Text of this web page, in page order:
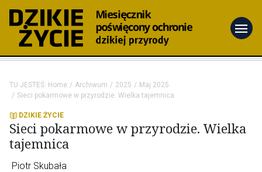
menu
TU JESTEŚ: Home Archiwum 2025
Maj 2025
Sieci pokarmowe w przyrodzie. Wielka tajemnica
DZIKIE ŻYCIE
Sieci pokarmowe w przyrodzie. Wielka
tajemnica
Piotr Skubała